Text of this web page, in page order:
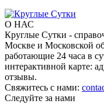
О НАС
Круглые Сутки -
Москве и Московской
работающие 24 часа в
интерактивной карте:
отзывы.
Свяжитесь с нами:
Следуйте за нами